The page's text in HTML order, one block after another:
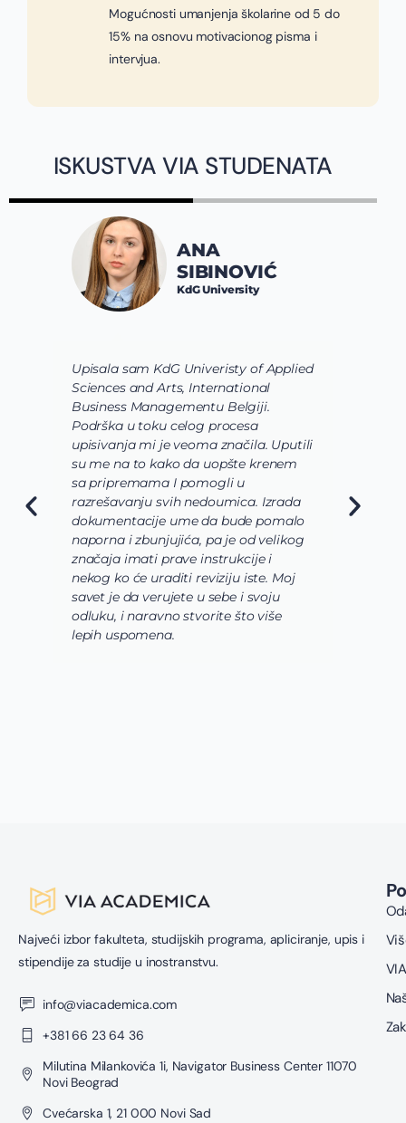
Mogućnosti umanjenja školarine od 5 do
15% na osnovu motivacionog pisma i
intervjua.
ISKUSTVA VIA STUDENATA
Upisala sam KdG Univeristy of Applied
Sciences and Arts, International
Business Managementu Belgiji.
Podrška u toku celog procesa
upisivanja mi je veoma značila. Uputili
su me na to kako da uopšte krenem
sa pripremama I pomogli u
razrešavanju svih nedoumica. Izrada
dokumentacije ume da bude pomalo
naporna i zbunjujića, pa je od velikog
značaja imati prave instrukcije i
nekog ko će uraditi reviziju iste. Moj
savet je da verujete u sebe i svoju
odluku, i naravno stvorite što više
lepih uspomena.
ANA
SIBINOVIĆ
KdG University
Najveći izbor fakulteta, studijskih programa, apliciranje, upis i
stipendije za studije u inostranstvu.
info@viacademica.com
+381 66 23 64 36
Milutina Milankovića 1i, Navigator Business Center 11070
Novi Beograd
Cvećarska 1, 21 000 Novi Sad